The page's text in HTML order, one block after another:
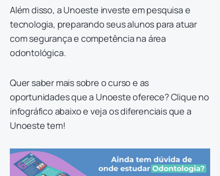
Além disso, a Unoeste investe em pesquisa e
tecnologia, preparando seus alunos para atuar
com segurança e competência na área
odontológica.
Quer saber mais sobre o curso e as
oportunidades que a Unoeste oferece? Clique no
infográfico abaixo e veja os diferenciais que a
Unoeste tem!